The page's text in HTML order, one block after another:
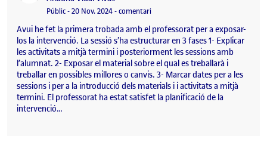
Visibilitat:
Públic-Data de publicació
20 Nov. 2024-comentariel ENTRADA 6- 1a Trobada amb el
Avui he fet la primera trobada amb el professorat per a exposar-
los la intervenció. La sessió s’ha estructurar en 3 fases 1- Explicar
les activitats a mitjà termini i posteriorment les sessions amb
l’alumnat. 2- Exposar el material sobre el qual es treballarà i
treballar en possibles millores o canvis. 3- Marcar dates per a les
sessions i per a la introducció dels materials i i activitats a mitjà
termini. El professorat ha estat satisfet la planificació de la
intervenció…